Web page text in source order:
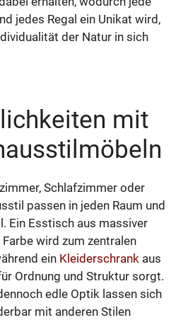
jedes Regal ein Unikat wird,
der Natur in sich
mit
Schlafzimmer oder
passen in jeden Raum und
Ein Esstisch aus massiver
wird zum zentralen
ein Kleiderschrank aus
Ordnung und Struktur sorgt.
edle Optik lassen sich
mit anderen Stilen